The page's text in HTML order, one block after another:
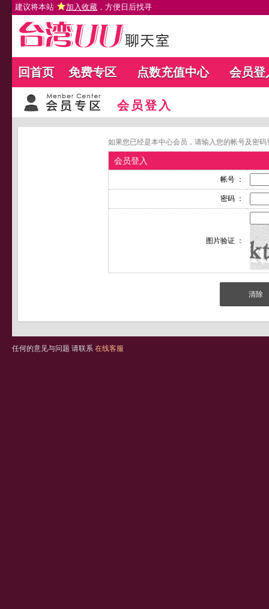
建议将本站 加入收藏 ，方便日后找寻
回首页 免费专区 点数充值中心 会员登
会员登入
如果您已经是本中心会员，请输入您的帐号及密
会员登入
帐号 ：
密码 ：
图片验证 ：
任何的意见与问题 请联系 在线客服